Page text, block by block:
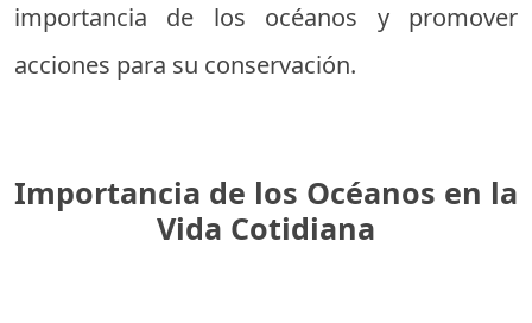
importancia de los océanos y promover
acciones para su conservación.
Importancia de los Océanos en la
Vida Cotidiana